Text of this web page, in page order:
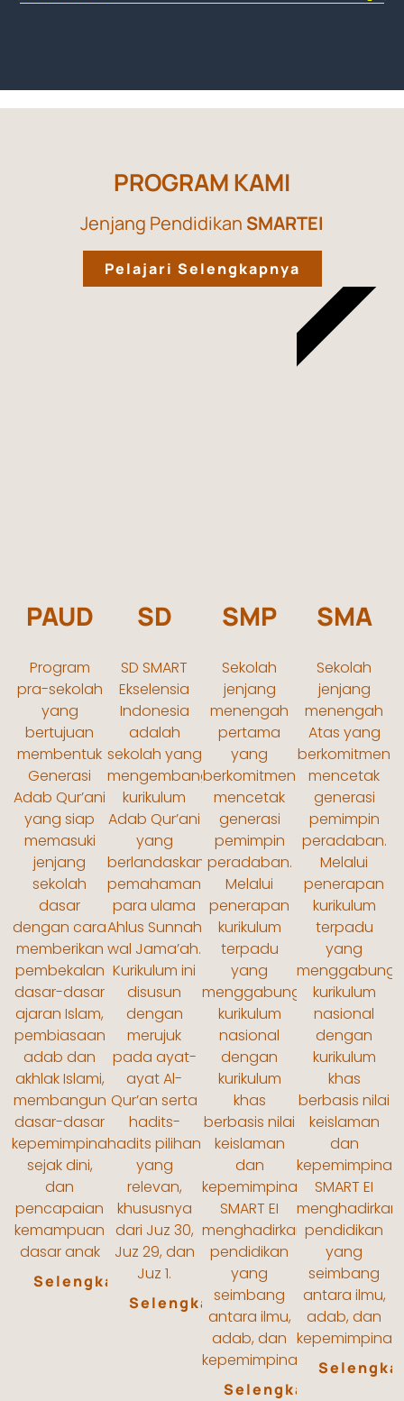
PROGRAM KAMI
Jenjang Pendidikan SMARTEI
Pelajari Selengkapnya
PAUD
Program
pra-sekolah
yang
bertujuan
membentuk
Generasi
Adab Qur’ani
yang siap
memasuki
jenjang
sekolah
dasar
dengan cara
memberikan
pembekalan
dasar-dasar
ajaran Islam,
pembiasaan
adab dan
akhlak Islami,
membangun
dasar-dasar
kepemimpinan
sejak dini,
dan
pencapaian
kemampuan
dasar anak
Selengkapnya...
SD
SD SMART
Ekselensia
Indonesia
adalah
sekolah yang
mengembangkan
kurikulum
Adab Qur’ani
yang
berlandaskan
pemahaman
para ulama
Ahlus Sunnah
wal Jama’ah.
Kurikulum ini
disusun
dengan
merujuk
pada ayat-
ayat Al-
Qur’an serta
hadits-
hadits pilihan
yang
relevan,
khususnya
dari Juz 30,
Juz 29, dan
Juz 1.
Selengkapnya...
SMP
Sekolah
jenjang
menengah
pertama
yang
berkomitmen
mencetak
generasi
pemimpin
peradaban.
Melalui
penerapan
kurikulum
terpadu
yang
menggabungkan
kurikulum
nasional
dengan
kurikulum
khas
berbasis nilai
keislaman
dan
kepemimpinan,
SMART EI
menghadirkan
pendidikan
yang
seimbang
antara ilmu,
adab, dan
kepemimpinan.
Selengkapnya...
SMA
Sekolah
jenjang
menengah
Atas yang
berkomitmen
mencetak
generasi
pemimpin
peradaban.
Melalui
penerapan
kurikulum
terpadu
yang
kurikulum
nasional
dengan
kurikulum
khas
berbasis nilai
keislaman
dan
kepemimpinan,
SMART EI
menghadirkan
pendidikan
yang
seimbang
antara ilmu,
adab, dan
kepemimpinan.
ASDSDFSDFSDF